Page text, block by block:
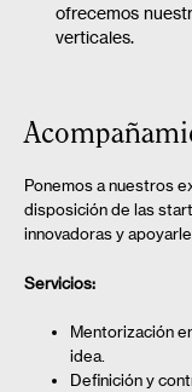
ofrecemos
verticales.
Ponemos a nuestros
disposición de las
innovadoras y
Servicios:
Mentorización
idea.
Definición y